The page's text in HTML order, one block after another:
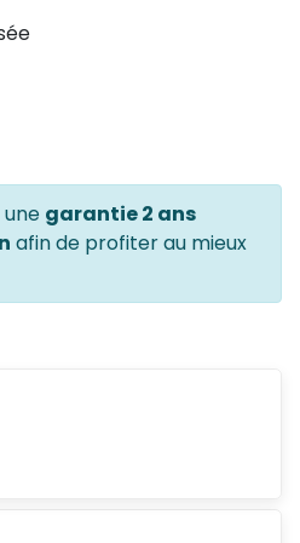
garantie 2 ans
afin de profiter au mieux